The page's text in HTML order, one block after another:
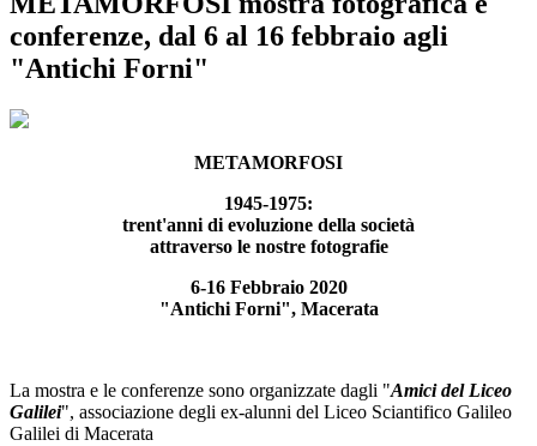
conferenze, dal 6 al 16 febbraio agli
"Antichi Forni"
METAMORFOSI
1945-1975:
trent'anni di evoluzione della società
attraverso le nostre fotografie
6-16 Febbraio 2020
"Antichi Forni", Macerata
La mostra e le conferenze sono organizzate dagli "Amici del Liceo
Galilei", associazione degli ex-alunni del Liceo Sciantifico Galileo
Galilei di Macerata